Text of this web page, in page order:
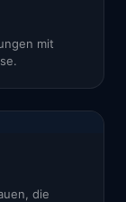
mit
die